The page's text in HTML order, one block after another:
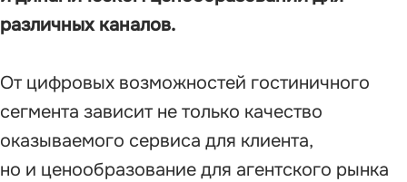
различных каналов.
От цифровых возможностей гостиничного
сегмента зависит не только качество
оказываемого сервиса для клиента,
но и ценообразование для агентского рынка